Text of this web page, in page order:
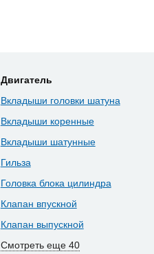
Двигатель
Вкладыши головки шатуна
Вкладыши коренные
Вкладыши шатунные
Гильза
Головка блока цилиндра
Клапан впускной
Клапан выпускной
Смотреть еще 40